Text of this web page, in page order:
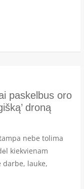
paskelbus oro
droną
nebe tolima
kiekvienam
lauke,